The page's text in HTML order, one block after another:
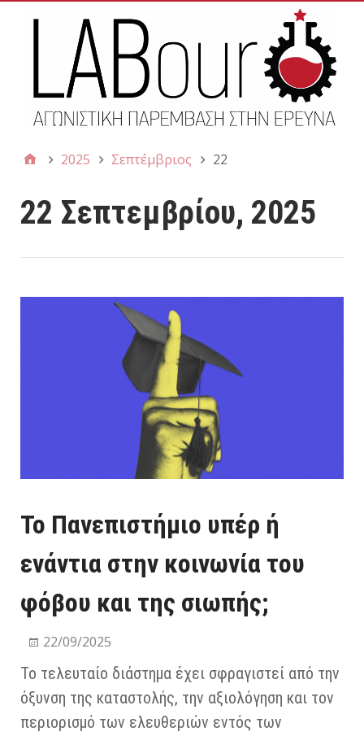
2025 Σεπτέμβριος 22
22 Σεπτεμβρίου, 2025
Το Πανεπιστήμιο υπέρ ή
ενάντια στην κοινωνία του
φόβου και της σιωπής;
22/09/2025
Το τελευταίο διάστημα έχει σφραγιστεί από την
όξυνση της καταστολής, την αξιολόγηση και τον
περιορισμό των ελευθεριών εντός των